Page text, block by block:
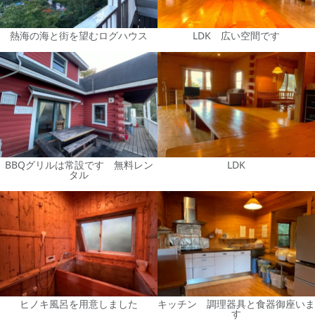
熱海の海と街を望むログハウス LDK 広い空間です
BBQグリルは常設です 無料レン
タル
LDK
ヒノキ風呂を用意しました キッチン 調理器具と食器御座いま
す